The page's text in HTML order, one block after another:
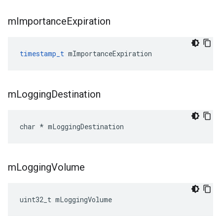
mImportanceExpiration
timestamp_t mImportanceExpiration
mLoggingDestination
char * mLoggingDestination
mLoggingVolume
uint32_t mLoggingVolume